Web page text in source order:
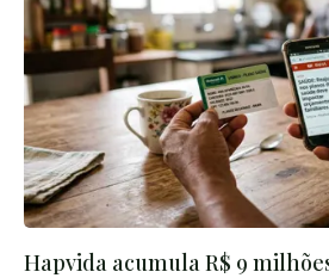
Hapvida acumula R$ 9